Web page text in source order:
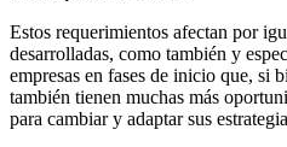
Estos requerimientos afectan por
desarrolladas, como también y
empresas en fases de inicio que, si
también tienen muchas más
para cambiar y adaptar sus